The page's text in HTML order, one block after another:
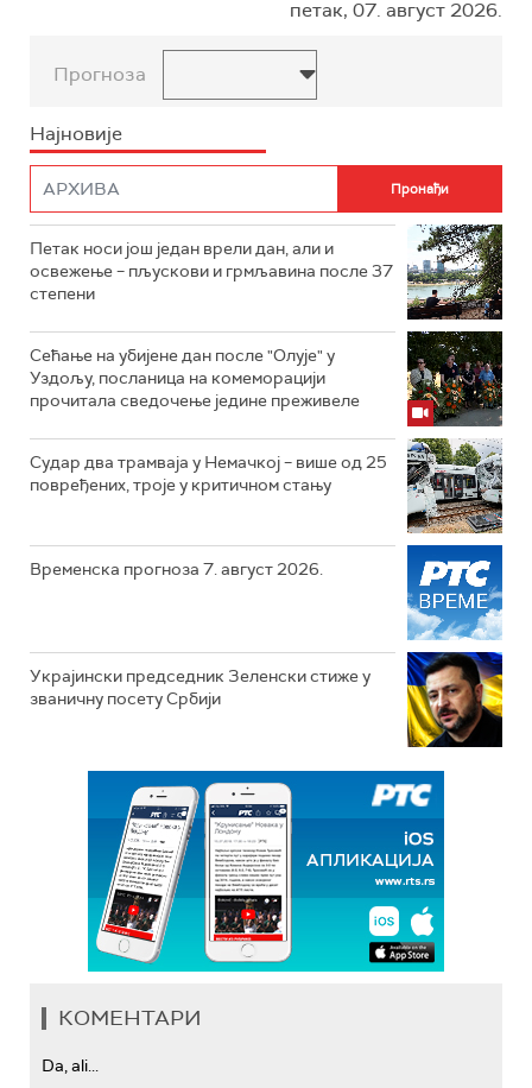
петак, 07. август 2026.
Прогноза
Најновије
Петак носи још један врели дан, али и
освежење – пљускови и грмљавина после 37
степени
Сећање на убијене дан после "Олује" у
Уздољу, посланица на комеморацији
прочитала сведочење једине преживеле
Судар два трамваја у Немачкој – више од 25
повређених, троје у критичном стању
Временска прогноза 7. август 2026.
Украјински председник Зеленски стиже у
званичну посету Србији
КОМЕНТАРИ
Da, ali...